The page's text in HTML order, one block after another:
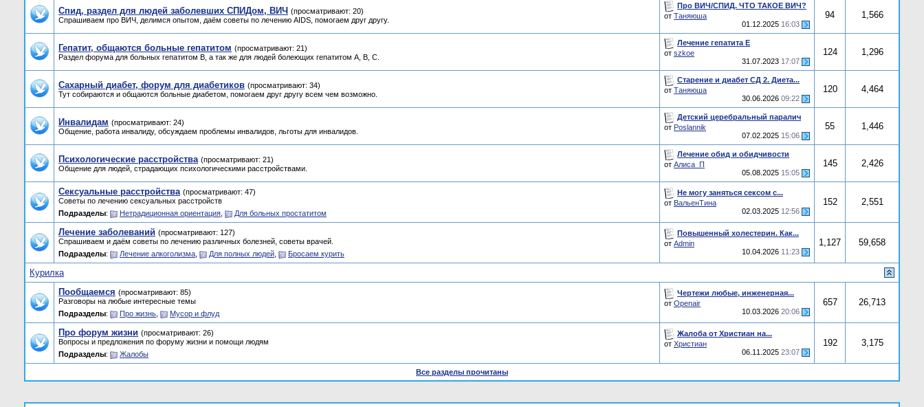
Спид, раздел для людей заболевших СПИДом, ВИЧ (просматривают: 20)
Спрашиваем про ВИЧ, делимся опытом, даём советы по лечению AIDS, помогаем друг другу.
Про ВИЧ/СПИД. ЧТО ТАКОЕ ВИЧ?
от Таняюша
01.12.2025 16:03
94 1,566
Гепатит, общаются больные гепатитом (просматривают: 21)
Раздел форума для больных гепатитом B, а так же для людей болеющих гепатитом А, В, C.
Лечение гепатита E
от szkoe
31.07.2023 17:07
124 1,296
Сахарный диабет, форум для диабетиков (просматривают: 34)
Тут собираются и общаются больные диабетом, помогаем друг другу всем чем возможно.
Старение и диабет СД 2. Диета...
от Таняюша
30.06.2026 09:22
120 4,464
Инвалидам (просматривают: 24)
Общение, работа инвалиду, обсуждаем проблемы инвалидов, льготы для инвалидов.
Детский церебральный паралич
от Poslannik
07.02.2025 15:06
55 1,446
Психологические расстройства (просматривают: 21)
Общение для людей, страдающих психологическими расстройствами.
Лечение обид и обидчивости
от Алиса_П
05.08.2025 15:05
145 2,426
Сексуальные расстройства (просматривают: 47)
Советы по лечению сексуальных расстройств
Подразделы: Нетрадиционная ориентация Для больных простатитом
Не могу заняться сексом с...
от ВальенТина
02.03.2025 12:56
152 2,551
Лечение заболеваний (просматривают: 127)
Спрашиваем и даём советы по лечению различных болезней, советы врачей.
Подразделы: Лечение алкоголизма Для полных людей Бросаем курить
Повышенный холестерин. Как...
от Admin
10.04.2026 11:23
1,127 59,658
Курилка
Пообщаемся (просматривают: 85)
Разговоры на любые интересные темы
Подразделы: Про жизнь Мусор и флуд
Чертежи любые, инженерная...
от Openair
10.03.2026 20:06
657 26,713
Про форум жизни (просматривают: 26)
Вопросы и предложения по форуму жизни и помощи людям
Подразделы: Жалобы
Жалоба от Христиан на...
от Христиан
06.11.2025 23:07
192 3,175
Все разделы прочитаны